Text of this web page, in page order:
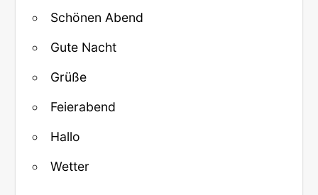
Schönen Abend
Gute Nacht
Grüße
Feierabend
Hallo
Wetter